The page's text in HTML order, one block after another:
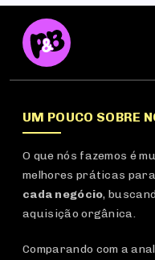
UM POUCO SOBRE
O que nós fazemos é
melhores práticas
cada negócio,
aquisição orgânica.
Comparando com a